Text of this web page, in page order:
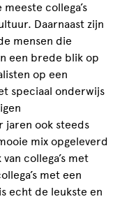
collega’s
Daarnaast zijn
mensen die
een brede blik op
op een
speciaal onderwijs
jaren ook steeds
mix opgeleverd
collega’s met
met een
echt de leukste en